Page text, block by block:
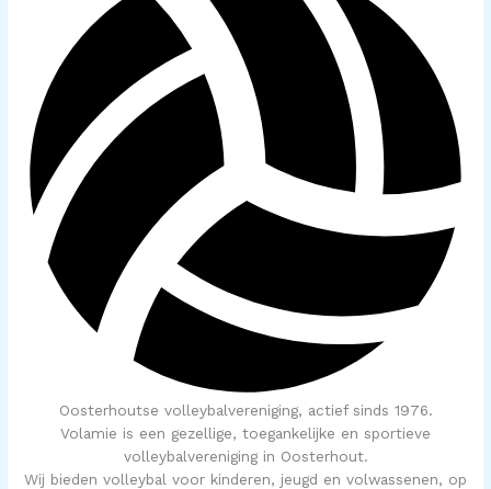
Oosterhoutse volleybalvereniging, actief sinds 1976.
Volamie is een gezellige, toegankelijke en sportieve
volleybalvereniging in Oosterhout.
Wij bieden volleybal voor kinderen, jeugd en volwassenen, op